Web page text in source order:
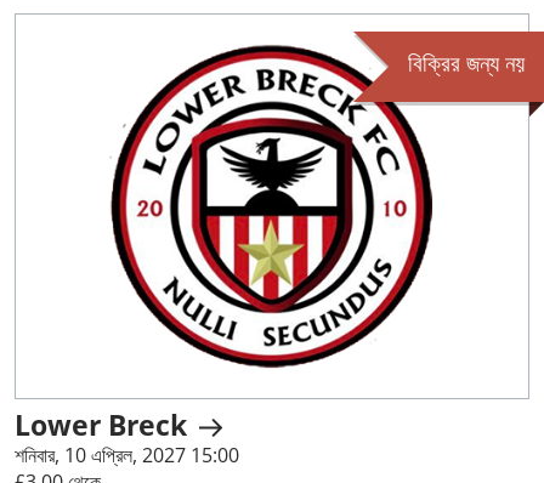
বিক্রির জন্য নয়
Lower Breck
শনিবার, 10 এপ্রিল, 2027 15:00